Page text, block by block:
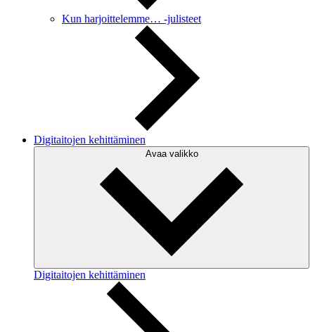
Kun harjoittelemme… -julisteet
Digitaitojen kehittäminen
Avaa valikko
Digitaitojen kehittäminen